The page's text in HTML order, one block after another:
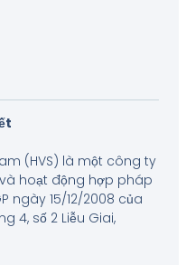
(HVS) là một công ty
hoạt động hợp pháp
ngày 15/12/2008 của
4, số 2 Liễu Giai,